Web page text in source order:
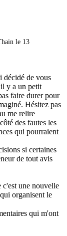
le 13
décidé de vous
y a un petit
faire durer pour
Hésitez pas
me relire
des fautes les
qui pourraient
si certaines
de tout avis
c'est une nouvelle
organisent le
qui m'ont